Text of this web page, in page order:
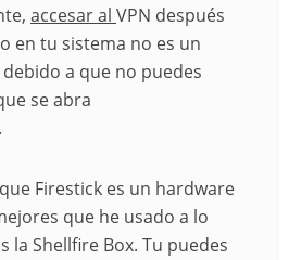
accesar al VPN después
en tu sistema no es un
a que no puedes
se abra
Firestick es un hardware
que he usado a lo
la Shellfire Box. Tu puedes